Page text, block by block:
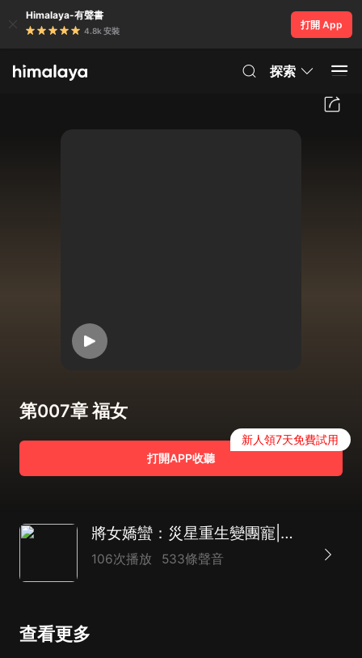
Himalaya-有聲書
4.8k 安裝
打開 App
探索
第007章 福女
打開APP收聽
新人領7天免費試用
將女嬌蠻：災星重生變團寵|古言團寵|重生復仇|宮鬥宅鬥|AI多播
106次播放 533條聲音
查看更多